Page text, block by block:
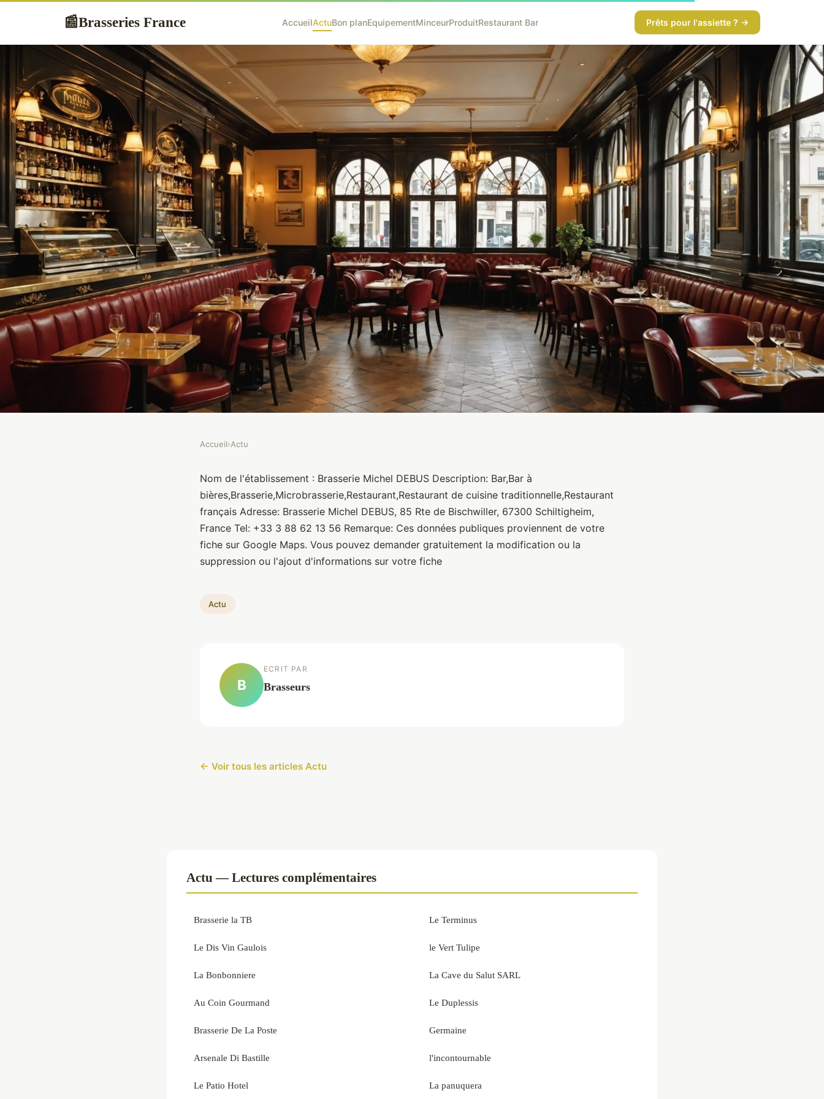
📰Brasseries France AccueilActuBon planEquipementMinceurProduitRestaurant Bar Prêts pour l'assiette ? →
Brasserie Michel DEBUS
Accueil›Actu
Nom de l'établissement : Brasserie Michel DEBUS Description: Bar,Bar à
bières,Brasserie,Microbrasserie,Restaurant,Restaurant de cuisine traditionnelle,Restaurant
français Adresse: Brasserie Michel DEBUS, 85 Rte de Bischwiller, 67300 Schiltigheim,
France Tel: +33 3 88 62 13 56 Remarque: Ces données publiques proviennent de votre
fiche sur Google Maps. Vous pouvez demander gratuitement la modification ou la
suppression ou l'ajout d'informations sur votre fiche
Actu
B
ECRIT PAR
Brasseurs
← Voir tous les articles Actu
Actu — Lectures complémentaires
Brasserie la TB
Le Dis Vin Gaulois
La Bonbonniere
Au Coin Gourmand
Brasserie De La Poste
Arsenale Di Bastille
Le Patio Hotel
Le Terminus
le Vert Tulipe
La Cave du Salut SARL
Le Duplessis
Germaine
l'incontournable
La panuquera